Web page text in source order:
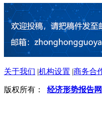
关于我们 |机构设置 |商务合
版权所有： 经济形势报告网